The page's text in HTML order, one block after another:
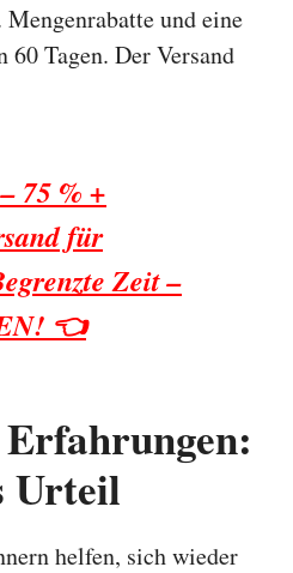
Mengenrabatte und eine
60 Tagen. Der Versand
75 % +
für
Zeit –
👈
Urteil
helfen, sich wieder